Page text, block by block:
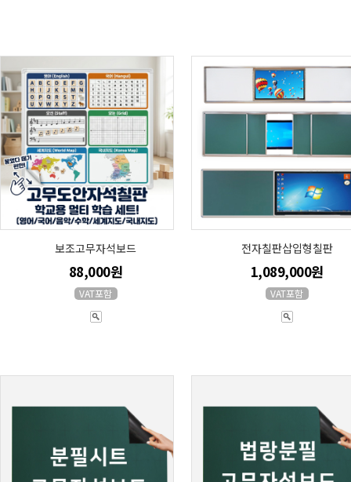
보조고무자석보드
88,000원
VAT포함
전자칠판삽입형칠판
1,089,000원
VAT포함